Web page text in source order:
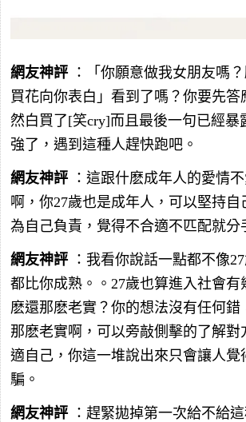
網友神評 ：「你願意做我女朋友嗎
買花向你表白」看到了嗎？你要先答
然白買了[笑cry]而且最後一句已經暴
強了，遇到這種人趕快跑吧。
網友神評 ：這跟什麽成年人的愛情
啊，你27歲也是成年人，可以堅持自
為自己負責，覺得不合適不匹配就分
網友神評 ：我看你說話一點都不像
都比你成熟。。27歲也算進入社會有
麽還那麽老實？你的想法沒有任何錯
那麽老實啊，可以旁敲側擊的了解對
適自己，你這一堆說出來只會讓人覺
騙。
網友神評 ：趕緊拋掉第一次給不給